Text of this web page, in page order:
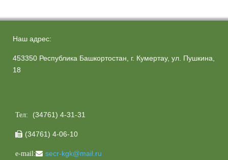
Наш адрес:
453350 Республика Башкортостан, г. Кумертау, ул. Пушкина,
18
Тел: (34761) 4-31-31
 (34761) 4-06-10
e-mail: secr-kgk@mail.ru